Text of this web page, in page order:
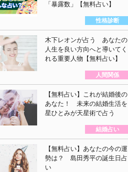
「暴露数」【無料占い】
性格診断
木下レオンが占う あなたの
人生を良い方向へと導いてく
れる重要人物【無料占い】
人間関係
【無料占い】これが結婚後の
あなた！ 未来の結婚生活を
星ひとみが天星術で占う
結婚占い
【無料占い】あなたの今の運
勢は？ 島田秀平の誕生日占
い